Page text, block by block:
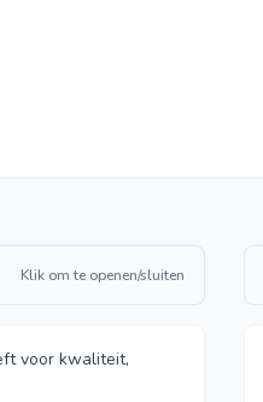
Klik om te openen/sluiten
voor kwaliteit,